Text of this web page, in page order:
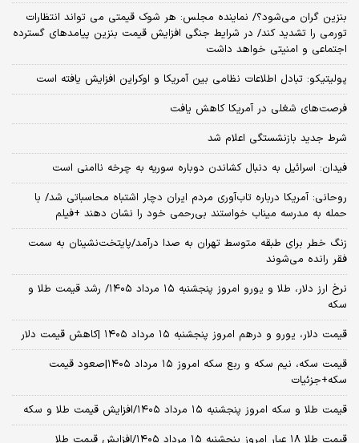
یمن: به زودی بیانیه مهمی درباره یک عملیات نظامی ویژه صادر می‌شود
رقم کالابرگ یک میلیون تومانی چه زمانی افزایش خواهد یافت؟
لیست بلندبالای توقیف اموال تراستی ها اعلام شد
مذاکره می‌کنند
روایت واشنگتن پست از حمایت خصوصی ترامپ از جی دی ونس برای
انتخابات 2028
الحدث: بیانیه ایران و عمان به زودی منتشر می شود
بنزین گران می‌شود؟/ نماینده مجلس: هر شوک قیمتی می تواند انتظارات
تورمی را تشدید کند/ در شرایط جنگی افزایش قیمت بنزین پیامدهای گسترده
اجتماعی و امنیتی خواهد داشت
پولیتیکو: تبادل اطلاعات نظامی بین آمریکا و اوکراین افزایش یافته است
فرصت‌های شغلی در آمریکا کاهش یافت
شرط جدید بازنشستگی اعلام شد
فیدان: اسرائیل به دنبال کشاندن دوباره سوریه به چرخه ناامنی است
روحانی: آمریکا درباره تاب‌آوری مردم ایران دچار اشتباه محاسباتی شد/ با
حمله به مدرسه میناب خواستند بی‌رحمی خود را نشان دهند +فیلم